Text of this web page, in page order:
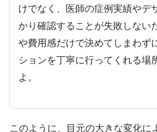
けでなく、医師の症例実績やデ
かり確認することが失敗しない
や費用感だけで決めてしまわず
ションを丁寧に行ってくれる場
よ。
このように、目元の大きな変化に